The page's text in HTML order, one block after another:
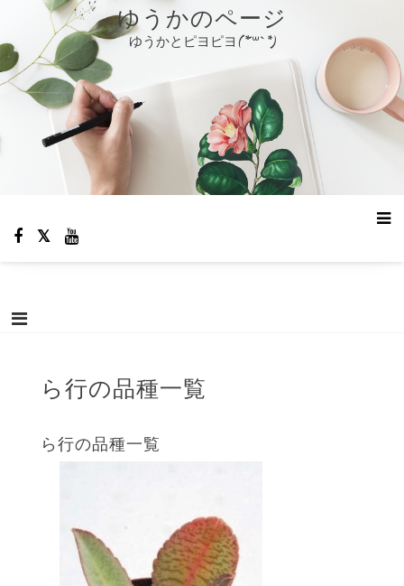
テ
ン
ツ
キ
ゆうかのページ
ゆうかとピヨピヨ(*´꒳`*)
ら行の品種一覧
ら行の品種一覧